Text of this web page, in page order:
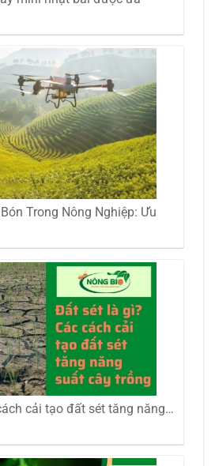
Trong Nông Nghiệp: Ưu
cải tạo đất sét tăng năng…